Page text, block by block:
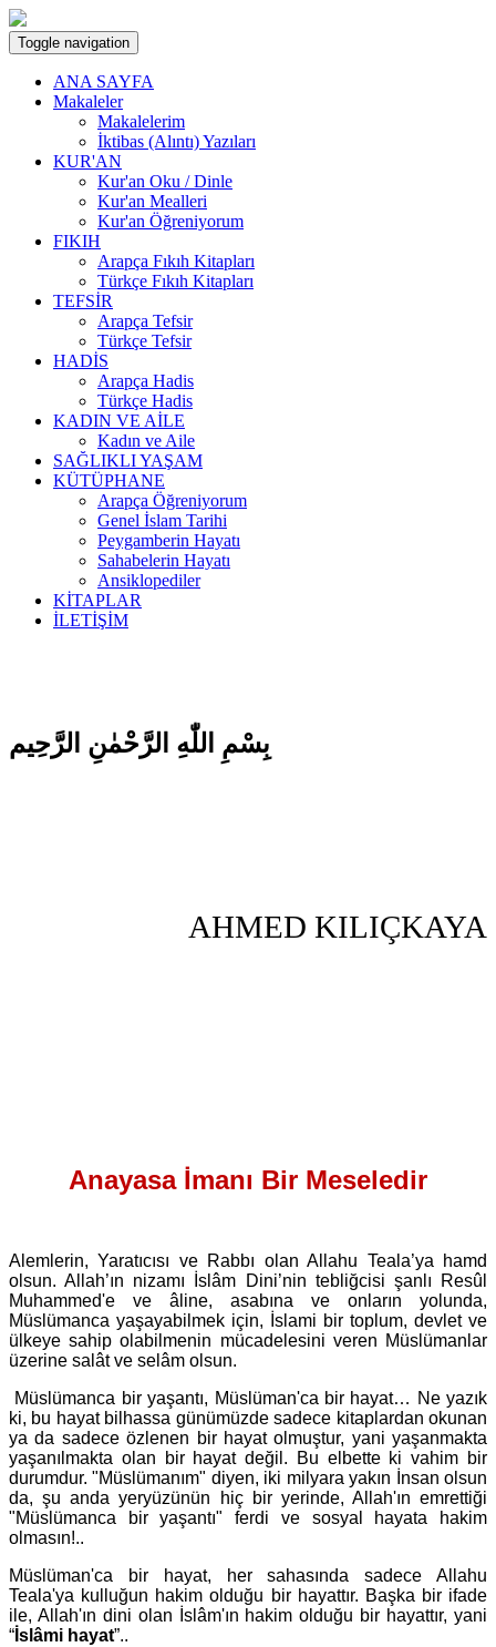
Toggle navigation
ANA SAYFA
Makaleler
Makalelerim
İktibas (Alıntı) Yazıları
KUR'AN
Kur'an Oku / Dinle
Kur'an Mealleri
Kur'an Öğreniyorum
FIKIH
Arapça Fıkıh Kitapları
Türkçe Fıkıh Kitapları
TEFSİR
Arapça Tefsir
Türkçe Tefsir
HADİS
Arapça Hadis
Türkçe Hadis
KADIN VE AİLE
Kadın ve Aile
SAĞLIKLI YAŞAM
KÜTÜPHANE
Arapça Öğreniyorum
Genel İslam Tarihi
Peygamberin Hayatı
Sahabelerin Hayatı
Ansiklopediler
KİTAPLAR
İLETİŞİM
بِسْمِ اللّٰهِ الرَّحْمٰنِ الرَّحِيم
AHMED KILIÇKAYA
Anayasa İmanı Bir Meseledir
Alemlerin, Yaratıcısı ve Rabbı olan Allahu Teala’ya hamd
olsun. Allah’ın nizamı İslâm Dini’nin tebliğcisi şanlı Resûl
Muhammed'e ve âline, asabına ve onların yolunda,
Müslümanca yaşayabilmek için, İslami bir toplum, devlet ve
ülkeye sahip olabilmenin mücadelesini veren Müslümanlar
üzerine salât ve selâm olsun.
Müslümanca bir yaşantı, Müslüman'ca bir hayat… Ne yazık
ki, bu hayat bilhassa günümüzde sadece kitaplardan okunan
ya da sadece özlenen bir hayat olmuştur, yani yaşanmakta
yaşanılmakta olan bir hayat değil. Bu elbette ki vahim bir
durumdur. "Müslümanım" diyen, iki milyara yakın İnsan olsun
da, şu anda yeryüzünün hiç bir yerinde, Allah'ın emrettiği
"Müslümanca bir yaşantı" ferdi ve sosyal hayata hakim
olmasın!..
Müslüman'ca bir hayat, her sahasında sadece Allahu
Teala'ya kulluğun hakim olduğu bir hayattır. Başka bir ifade
ile, Allah'ın dini olan İslâm'ın hakim olduğu bir hayattır, yani
“ İslâmi hayat”..